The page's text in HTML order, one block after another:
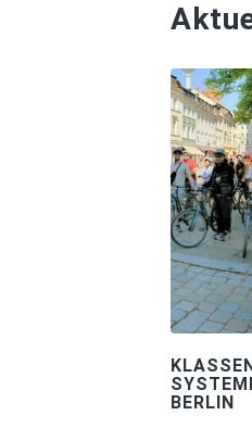
BERLIN